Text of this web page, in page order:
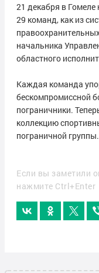
21 декабря в Гомеле
29 команд, как из
начальника
областного
Каждая команда
бескомпромиссной
пограничники.
коллекцию
пограничной группы.
Если вы заметили
нажмите Ctrl+Enter